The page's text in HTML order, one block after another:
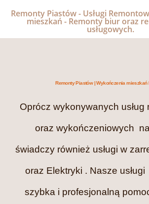
Remonty Piastów - Usługi
mieszkań - Remonty biur oraz
usługowych.
Remonty Piastów | Wykończenia mieszkań
Oprócz wykonywanych usług
oraz wykończeniowych
świadczy również usługi w
oraz Elektryki . Nasze
szybka i profesjonalną